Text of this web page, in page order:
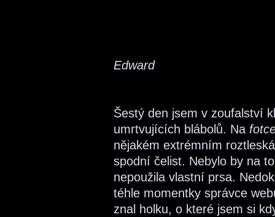
Edward
Šestý den jsem v zoufalství
umrtvujících blábolů. Na
nějakém extrémním
spodní čelist. Nebylo by na
nepoužila vlastní prsa.
téhle momentky správce
znal holku, o které jsem si